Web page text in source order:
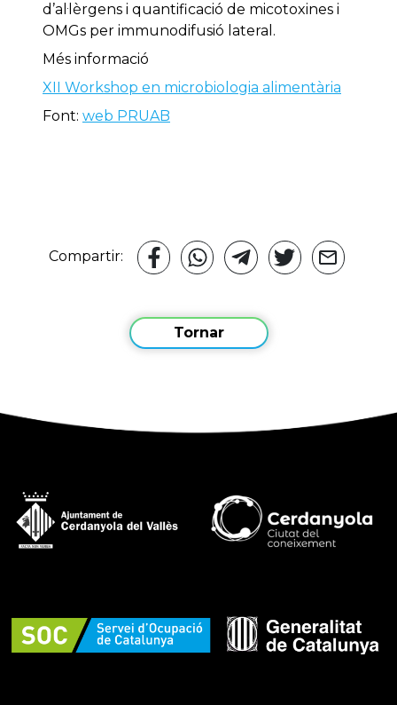
d’al·lèrgens i quantificació de micotoxines i
OMGs per immunodifusió lateral.
Més informació
XII Workshop en microbiologia alimentària
Font: web PRUAB
Compartir:
Tornar